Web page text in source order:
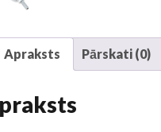
Apraksts Pārskati (0)